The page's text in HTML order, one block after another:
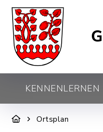
KENNENLERNEN
Ortsplan